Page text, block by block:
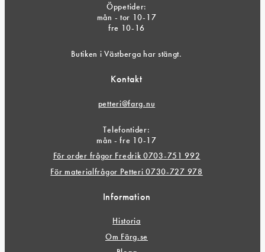
Öppetider:
mån - tor 10-17
fre 10-16
Butiken i Västberga har stängt.
Kontakt
petteri@farg.nu
Telefontider:
mån - fre 10-17
För order frågor Fredrik 0703-751 992
För materialfrågor Petteri 0730-727 978
Information
Historia
Om Färg.se